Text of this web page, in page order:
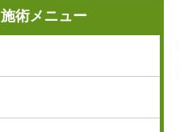
施術メニュー